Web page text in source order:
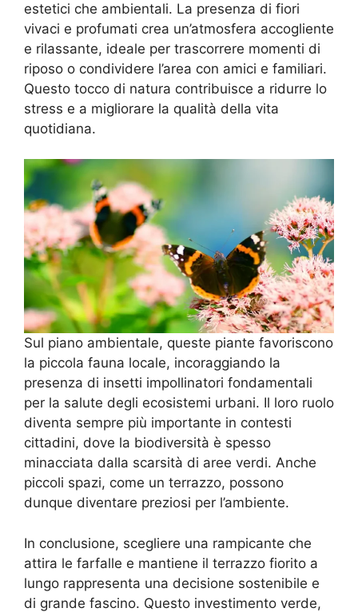
estetici che ambientali. La presenza di fiori
vivaci e profumati crea un’atmosfera accogliente
e rilassante, ideale per trascorrere momenti di
riposo o condividere l’area con amici e familiari.
Questo tocco di natura contribuisce a ridurre lo
stress e a migliorare la qualità della vita
quotidiana.
Sul piano ambientale, queste piante favoriscono
la piccola fauna locale, incoraggiando la
presenza di insetti impollinatori fondamentali
per la salute degli ecosistemi urbani. Il loro ruolo
diventa sempre più importante in contesti
cittadini, dove la biodiversità è spesso
minacciata dalla scarsità di aree verdi. Anche
piccoli spazi, come un terrazzo, possono
dunque diventare preziosi per l’ambiente.
In conclusione, scegliere una rampicante che
attira le farfalle e mantiene il terrazzo fiorito a
lungo rappresenta una decisione sostenibile e
di grande fascino. Questo investimento verde,